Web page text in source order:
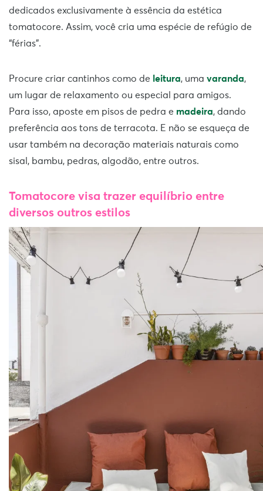
dedicados exclusivamente à essência da estética
tomatocore. Assim, você cria uma espécie de refúgio de
“férias”.
Procure criar cantinhos como de leitura, uma varanda,
um lugar de relaxamento ou especial para amigos.
Para isso, aposte em pisos de pedra e madeira, dando
preferência aos tons de terracota. E não se esqueça de
usar também na decoração materiais naturais como
sisal, bambu, pedras, algodão, entre outros.
Tomatocore visa trazer equilíbrio entre
diversos outros estilos